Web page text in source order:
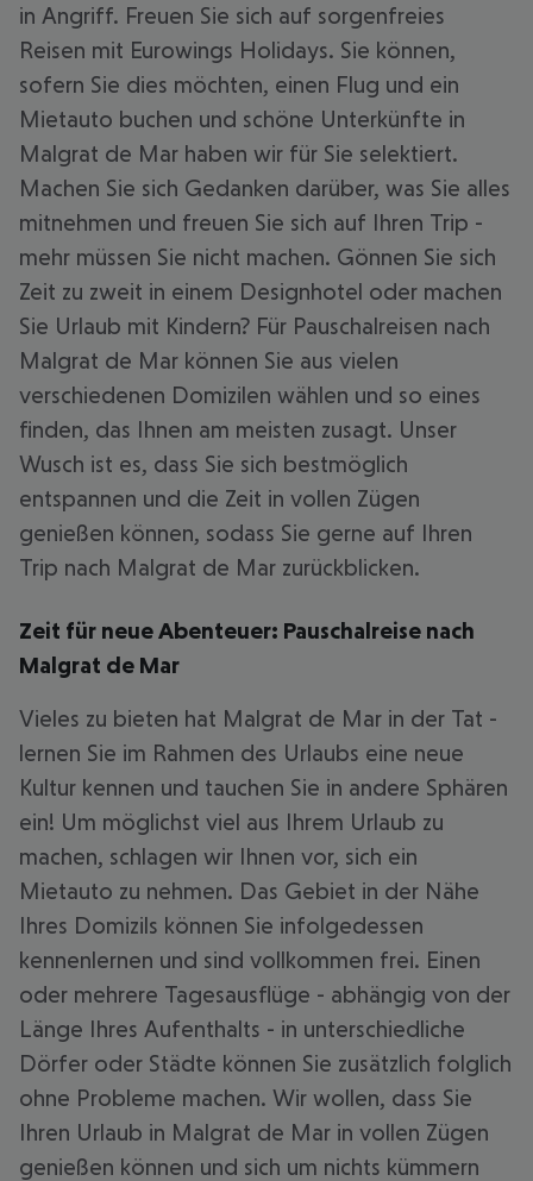
in Angriff. Freuen Sie sich auf sorgenfreies
Reisen mit Eurowings Holidays. Sie können,
sofern Sie dies möchten, einen Flug und ein
Mietauto buchen und schöne Unterkünfte in
Malgrat de Mar haben wir für Sie selektiert.
Machen Sie sich Gedanken darüber, was Sie alles
mitnehmen und freuen Sie sich auf Ihren Trip -
mehr müssen Sie nicht machen. Gönnen Sie sich
Zeit zu zweit in einem Designhotel oder machen
Sie Urlaub mit Kindern? Für Pauschalreisen nach
Malgrat de Mar können Sie aus vielen
verschiedenen Domizilen wählen und so eines
finden, das Ihnen am meisten zusagt. Unser
Wusch ist es, dass Sie sich bestmöglich
entspannen und die Zeit in vollen Zügen
genießen können, sodass Sie gerne auf Ihren
Trip nach Malgrat de Mar zurückblicken.
Zeit für neue Abenteuer: Pauschalreise nach
Malgrat de Mar
Vieles zu bieten hat Malgrat de Mar in der Tat -
lernen Sie im Rahmen des Urlaubs eine neue
Kultur kennen und tauchen Sie in andere Sphären
ein! Um möglichst viel aus Ihrem Urlaub zu
machen, schlagen wir Ihnen vor, sich ein
Mietauto zu nehmen. Das Gebiet in der Nähe
Ihres Domizils können Sie infolgedessen
kennenlernen und sind vollkommen frei. Einen
oder mehrere Tagesausflüge - abhängig von der
Länge Ihres Aufenthalts - in unterschiedliche
Dörfer oder Städte können Sie zusätzlich folglich
ohne Probleme machen. Wir wollen, dass Sie
Ihren Urlaub in Malgrat de Mar in vollen Zügen
genießen können und sich um nichts kümmern